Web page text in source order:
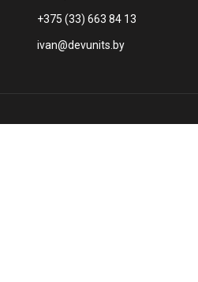
+375 (33) 663 84 13
ivan@devunits.by